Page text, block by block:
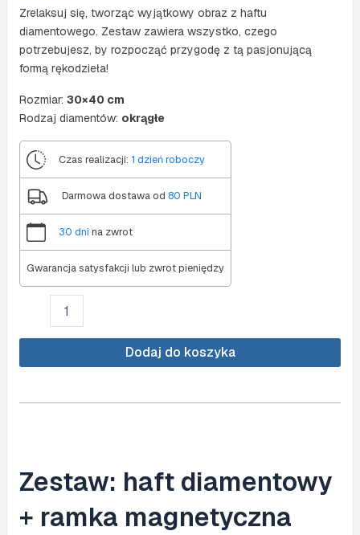
Zrelaksuj się, tworząc wyjątkowy obraz z haftu
diamentowego. Zestaw zawiera wszystko, czego
potrzebujesz, by rozpocząć przygodę z tą pasjonującą
formą rękodzieła!
Rozmiar: 30×40 cm
Rodzaj diamentów: okrągłe
Czas realizacji: 1 dzień roboczy
Darmowa dostawa od 80 PLN
30 dni na zwrot
Gwarancja satysfakcji lub zwrot pieniędzy
30x40
Dodaj do koszyka
Zestaw: haft diamentowy
+ ramka magnetyczna